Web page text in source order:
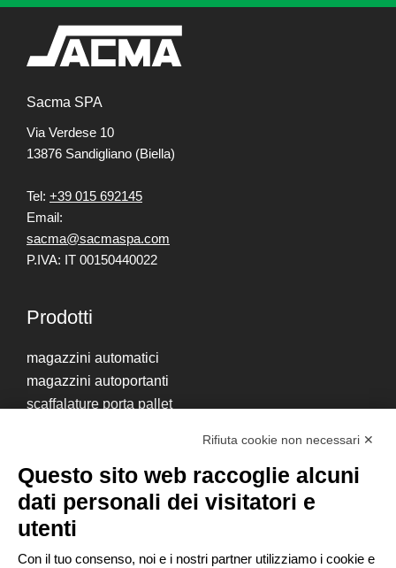
Sacma SPA
Via Verdese 10
13876 Sandigliano (Biella)
Tel: +39 015 692145
Email:
sacma@sacmaspa.com
P.IVA: IT 00150440022
Prodotti
magazzini automatici
magazzini autoportanti
scaffalature porta pallet
soppalchi
Rifiuta cookie non necessari ✕
Questo sito web raccoglie alcuni
dati personali dei visitatori e
utenti
Con il tuo consenso, noi e i nostri partner utilizziamo i cookie e